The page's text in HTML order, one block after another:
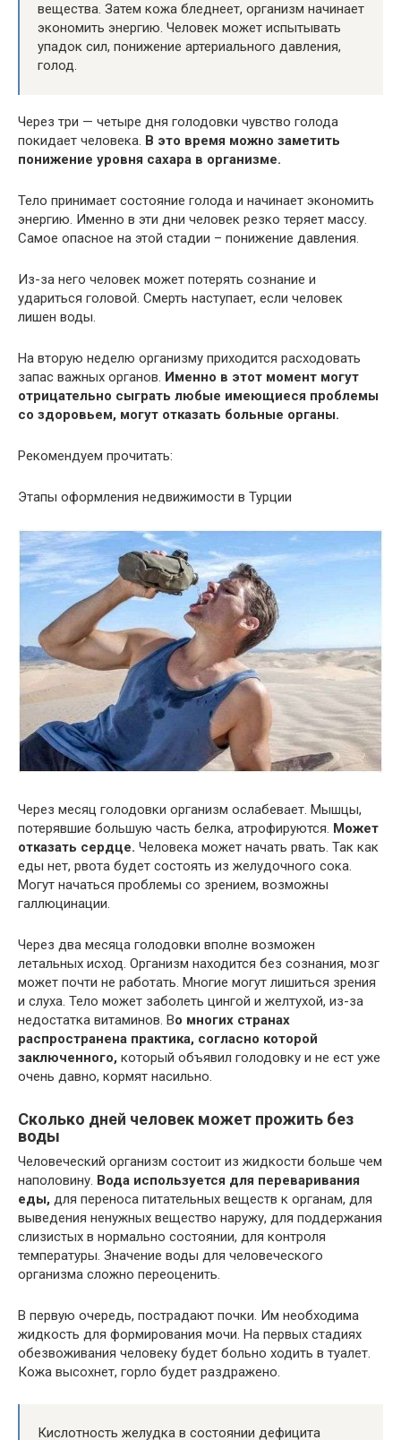
вещества. Затем кожа бледнеет, организм начинает
экономить энергию. Человек может испытывать
упадок сил, понижение артериального давления,
голод.
Через три — четыре дня голодовки чувство голода
покидает человека. В это время можно заметить
понижение уровня сахара в организме.
Тело принимает состояние голода и начинает экономить
энергию. Именно в эти дни человек резко теряет массу.
Самое опасное на этой стадии – понижение давления.
Из-за него человек может потерять сознание и
удариться головой. Смерть наступает, если человек
лишен воды.
На вторую неделю организму приходится расходовать
запас важных органов. Именно в этот момент могут
отрицательно сыграть любые имеющиеся проблемы
со здоровьем, могут отказать больные органы.
Рекомендуем прочитать:
Этапы оформления недвижимости в Турции
Через месяц голодовки организм ослабевает. Мышцы,
потерявшие большую часть белка, атрофируются. Может
отказать сердце. Человека может начать рвать. Так как
еды нет, рвота будет состоять из желудочного сока.
Могут начаться проблемы со зрением, возможны
галлюцинации.
Через два месяца голодовки вполне возможен
летальных исход. Организм находится без сознания, мозг
может почти не работать. Многие могут лишиться зрения
и слуха. Тело может заболеть цингой и желтухой, из-за
недостатка витаминов. Во многих странах
распространена практика, согласно которой
заключенного, который объявил голодовку и не ест уже
очень давно, кормят насильно.
Сколько дней человек может прожить без
воды
Человеческий организм состоит из жидкости больше чем
наполовину. Вода используется для переваривания
еды, для переноса питательных веществ к органам, для
выведения ненужных вещество наружу, для поддержания
слизистых в нормально состоянии, для контроля
температуры. Значение воды для человеческого
организма сложно переоценить.
В первую очередь, пострадают почки. Им необходима
жидкость для формирования мочи. На первых стадиях
обезвоживания человеку будет больно ходить в туалет.
Кожа высохнет, горло будет раздражено.
Кислотность желудка в состоянии дефицита